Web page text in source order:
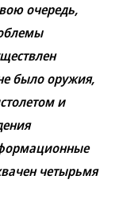
очередь,
было оружия,
и
четырьмя